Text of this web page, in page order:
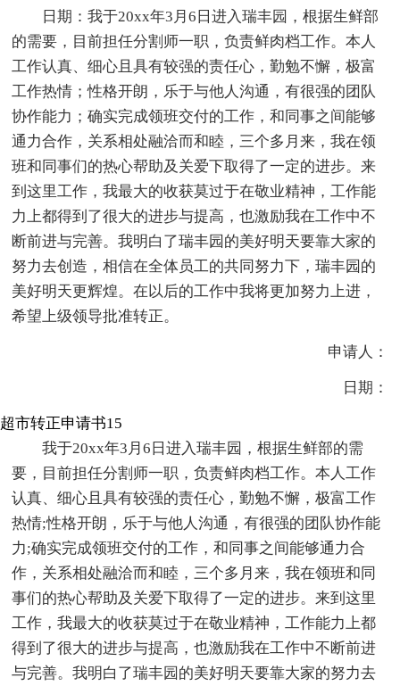
日期：我于20xx年3月6日进入瑞丰园，根据生鲜部
的需要，目前担任分割师一职，负责鲜肉档工作。本人
工作认真、细心且具有较强的责任心，勤勉不懈，极富
工作热情；性格开朗，乐于与他人沟通，有很强的团队
协作能力；确实完成领班交付的工作，和同事之间能够
通力合作，关系相处融洽而和睦，三个多月来，我在领
班和同事们的热心帮助及关爱下取得了一定的进步。来
到这里工作，我最大的收获莫过于在敬业精神，工作能
力上都得到了很大的进步与提高，也激励我在工作中不
断前进与完善。我明白了瑞丰园的美好明天要靠大家的
努力去创造，相信在全体员工的共同努力下，瑞丰园的
美好明天更辉煌。在以后的工作中我将更加努力上进，
希望上级领导批准转正。
申请人：
日期：
超市转正申请书15
我于20xx年3月6日进入瑞丰园，根据生鲜部的需
要，目前担任分割师一职，负责鲜肉档工作。本人工作
认真、细心且具有较强的责任心，勤勉不懈，极富工作
热情;性格开朗，乐于与他人沟通，有很强的团队协作能
力;确实完成领班交付的工作，和同事之间能够通力合
作，关系相处融洽而和睦，三个多月来，我在领班和同
事们的热心帮助及关爱下取得了一定的进步。来到这里
工作，我最大的收获莫过于在敬业精神，工作能力上都
得到了很大的进步与提高，也激励我在工作中不断前进
与完善。我明白了瑞丰园的美好明天要靠大家的努力去